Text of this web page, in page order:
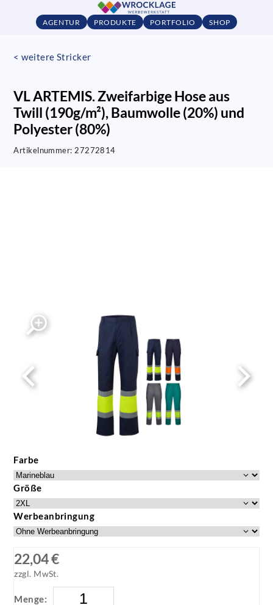
AGENTUR PRODUKTE PORTFOLIO SHOP
< weitere Stricker
VL ARTEMIS. Zweifarbige Hose aus
Twill (190g/m²), Baumwolle (20%) und
Polyester (80%)
Artikelnummer: 27272814
Farbe
Größe
Werbeanbringung
22,04 €
zzgl. MwSt.
Menge: